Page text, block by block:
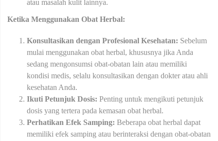
atau masalah kulit lainnya.
Ketika Menggunakan Obat Herbal:
Konsultasikan dengan Profesional Kesehatan: Sebelum
mulai menggunakan obat herbal, khususnya jika Anda
sedang mengonsumsi obat-obatan lain atau memiliki
kondisi medis, selalu konsultasikan dengan dokter atau ahli
kesehatan Anda.
Ikuti Petunjuk Dosis: Penting untuk mengikuti petunjuk
dosis yang tertera pada kemasan obat herbal.
Perhatikan Efek Samping: Beberapa obat herbal dapat
memiliki efek samping atau berinteraksi dengan obat-obatan